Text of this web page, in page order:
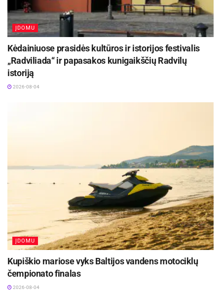
ĮDOMU
Kėdainiuose prasidės kultūros ir istorijos festivalis
„Radviliada“ ir papasakos kunigaikščių Radvilų
istoriją
2026-08-04
ĮDOMU
Kupiškio mariose vyks Baltijos vandens motociklų
čempionato finalas
2026-08-04